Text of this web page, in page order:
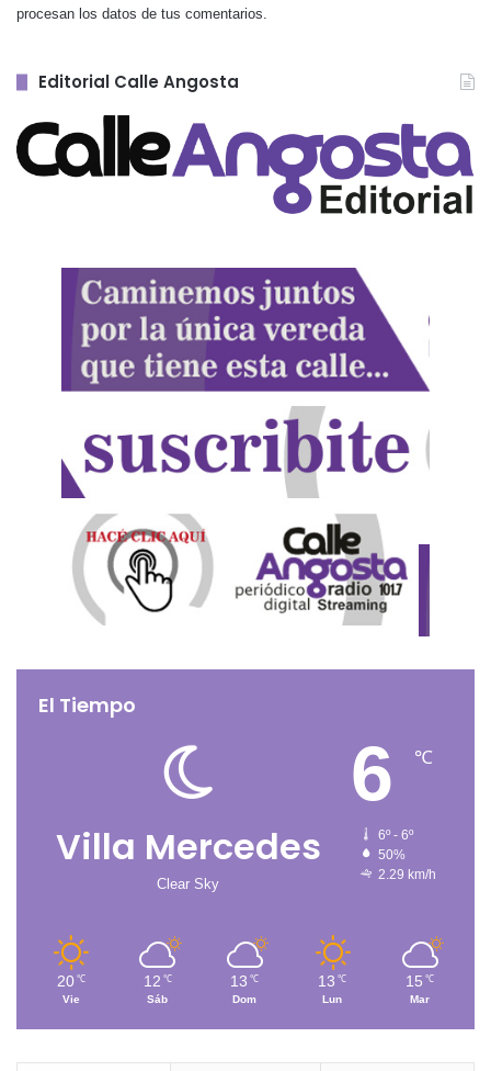
procesan los datos de tus comentarios.
Editorial Calle Angosta
El Tiempo
Villa Mercedes
Clear Sky
6 ℃
6º - 6º
50%
2.29 km/h
20 ℃
Vie
12 ℃
Sáb
13 ℃
Dom
13 ℃
Lun
15 ℃
Mar